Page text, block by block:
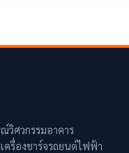
ศวกรรมอาคาร
ครื่องชาร์จรถยนต์ไฟฟ้า